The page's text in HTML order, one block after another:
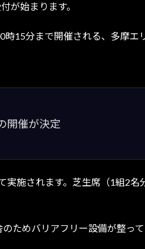
が始まります。
15分まで開催される、多摩エ
開催が決定
施されます。芝生席（1組2名
ためバリアフリー設備が整っ